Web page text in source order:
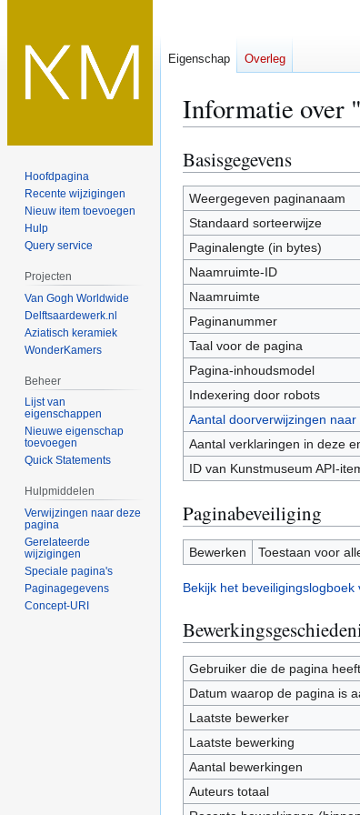
Informatie over
Naar
navigatie
springen
Naar
zoeken
springen
Basisgegevens
Weergegeven paginanaam
Standaard sorteerwijze
Paginalengte (in bytes)
Naamruimte-ID
Naamruimte
Paginanummer
Taal voor de pagina
Pagina-inhoudsmodel
Indexering door robots
Aantal doorverwijzingen naar
Aantal verklaringen in deze
ID van Kunstmuseum API-
Paginabeveiliging
Bewerken Toestaan voor
Bekijk het beveiligingslogboek
Gebruiker die de pagina
Datum waarop de pagina is
Laatste bewerker
Laatste bewerking
Aantal bewerkingen
Auteurs totaal
Eigenschap Overleg
Hoofdpagina
Recente wijzigingen
Nieuw item toevoegen
Hulp
Query service
Projecten
Van Gogh Worldwide
Delftsaardewerk.nl
Aziatisch keramiek
WonderKamers
Beheer
Lijst van
eigenschappen
Nieuwe eigenschap
toevoegen
Quick Statements
Hulpmiddelen
Verwijzingen naar deze
pagina
Gerelateerde
wijzigingen
Speciale pagina's
Paginagegevens
Concept-URI